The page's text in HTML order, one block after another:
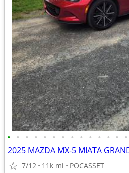
• • • • • • • • • • • • • •
7/12 11k mi POCASSET